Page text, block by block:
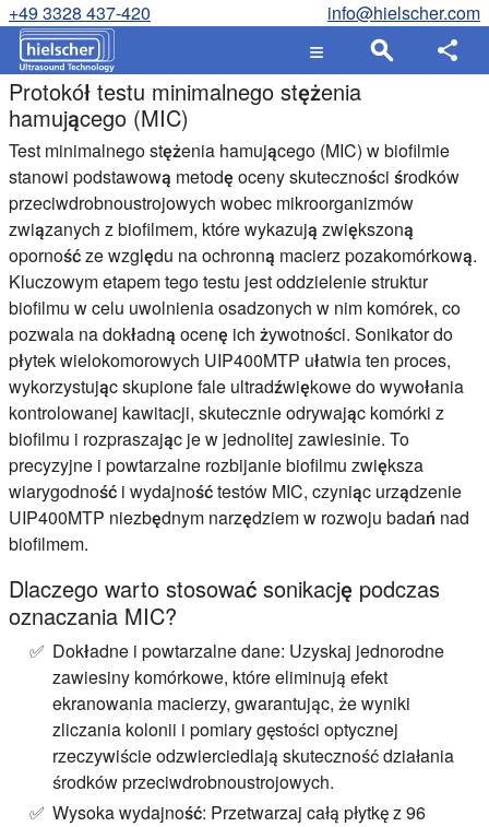
+49 3328 437-420 info@hielscher.com
Protokół testu minimalnego stężenia
hamującego (MIC)
Test minimalnego stężenia hamującego (MIC) w biofilmie
stanowi podstawową metodę oceny skuteczności środków
przeciwdrobnoustrojowych wobec mikroorganizmów
związanych z biofilmem, które wykazują zwiększoną
oporność ze względu na ochronną macierz pozakomórkową.
Kluczowym etapem tego testu jest oddzielenie struktur
biofilmu w celu uwolnienia osadzonych w nim komórek, co
pozwala na dokładną ocenę ich żywotności. Sonikator do
płytek wielokomorowych UIP400MTP ułatwia ten proces,
wykorzystując skupione fale ultradźwiękowe do wywołania
kontrolowanej kawitacji, skutecznie odrywając komórki z
biofilmu i rozpraszając je w jednolitej zawiesinie. To
precyzyjne i powtarzalne rozbijanie biofilmu zwiększa
wiarygodność i wydajność testów MIC, czyniąc urządzenie
UIP400MTP niezbędnym narzędziem w rozwoju badań nad
biofilmem.
Dlaczego warto stosować sonikację podczas
oznaczania MIC?
Dokładne i powtarzalne dane: Uzyskaj jednorodne
zawiesiny komórkowe, które eliminują efekt
ekranowania macierzy, gwarantując, że wyniki
zliczania kolonii i pomiary gęstości optycznej
rzeczywiście odzwierciedlają skuteczność działania
środków przeciwdrobnoustrojowych.
Wysoka wydajność: Przetwarzaj całą płytkę z 96